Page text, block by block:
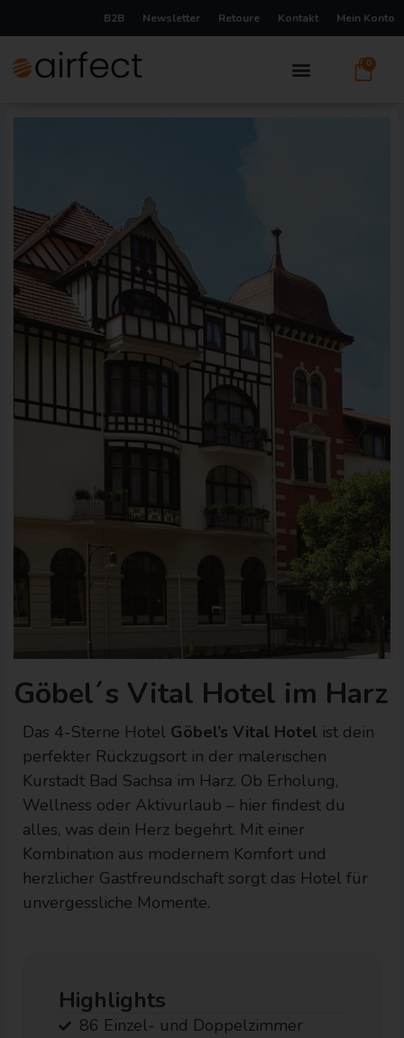
B2B Newsletter Retoure Kontakt Mein Konto
0
Göbel´s Vital Hotel im Harz
Das 4-Sterne Hotel Göbel’s Vital Hotel ist dein
perfekter Rückzugsort in der malerischen
Kurstadt Bad Sachsa im Harz. Ob Erholung,
Wellness oder Aktivurlaub – hier findest du
alles, was dein Herz begehrt. Mit einer
Kombination aus modernem Komfort und
herzlicher Gastfreundschaft sorgt das Hotel für
unvergessliche Momente.
Highlights
86 Einzel- und Doppelzimmer